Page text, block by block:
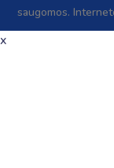
saugomos.
x